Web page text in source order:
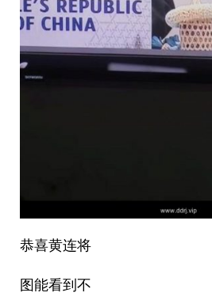
恭喜黄连将
图能看到不